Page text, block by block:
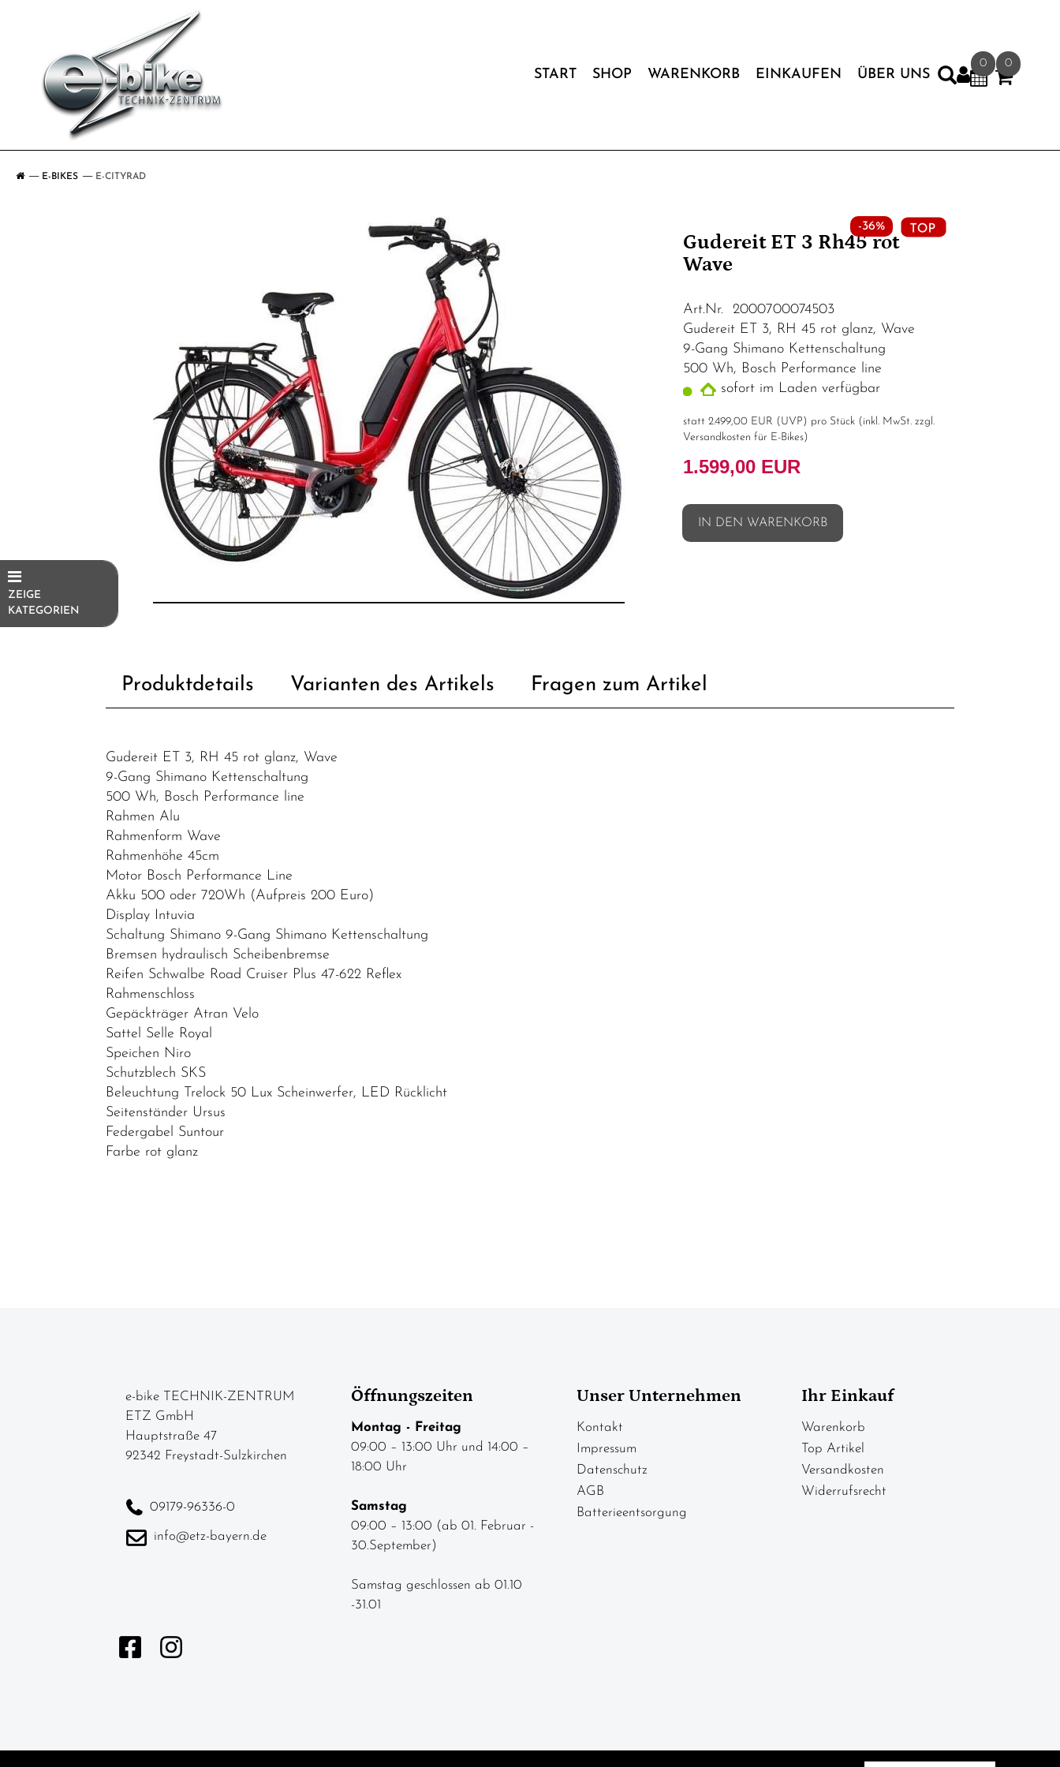
START SHOP WARENKORB EINKAUFEN ÜBER UNS
0 0
E-BIKES E-CITYRAD
ZEIGE
KATEGORIEN
Kompakt/Faltrad
Ersatzteile/Fahrradersatzteile
-36%
Gudereit ET 3 Rh45 rot
Wave
Art.Nr. 2000700074503
Gudereit ET 3, RH 45 rot glanz, Wave
9-Gang Shimano Kettenschaltung
500 Wh, Bosch Performance line
sofort im Laden verfügbar
statt2.499,00 EUR ( UVP ) pro Stück (inkl. MwSt. zzgl.
Versandkosten für E-Bikes)
1.599,00 EUR
IN DEN WARENKORB
Produktdetails Varianten des Artikels Fragen zum Artikel
Gudereit ET 3, RH 45 rot glanz, Wave
9-Gang Shimano Kettenschaltung
500 Wh, Bosch Performance line
Rahmen Alu
Rahmenform Wave
Rahmenhöhe 45cm
Motor Bosch Performance Line
Akku 500 oder 720Wh (Aufpreis 200 Euro)
Display Intuvia
Schaltung Shimano 9-Gang Shimano Kettenschaltung
Bremsen hydraulisch Scheibenbremse
Reifen Schwalbe Road Cruiser Plus 47-622 Reflex
Rahmenschloss
Gepäckträger Atran Velo
Sattel Selle Royal
Speichen Niro
Schutzblech SKS
Beleuchtung Trelock 50 Lux Scheinwerfer, LED Rücklicht
Seitenständer Ursus
Federgabel Suntour
Farbe rot glanz
e-bike TECHNIK-ZENTRUM
ETZ GmbH
Hauptstraße 47
92342 Freystadt-Sulzkirchen
09179-96336-0
info@etz-bayern.de
Öffnungszeiten
Montag - Freitag
09:00 – 13:00 Uhr und 14:00 –
18:00 Uhr
Samstag
09:00 – 13:00 (ab 01. Februar -
30.September)
Samstag geschlossen ab 01.10
-31.01
Unser Unternehmen
Kontakt
Impressum
Datenschutz
AGB
Batterieentsorgung
Ihr Einkauf
Warenkorb
Top Artikel
Versandkosten
Widerrufsrecht